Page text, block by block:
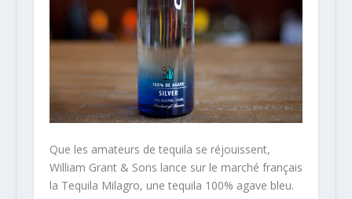
Que les amateurs de tequila se réjouissent,
William Grant & Sons lance sur le marché français
la Tequila Milagro, une tequila 100% agave bleu.